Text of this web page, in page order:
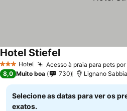
3 EstrelasHotel Acesso à praia para pets
Hotel Stiefel
8,0 Muito boa 730 Lignano
Selecione as datas para ver os
exatos.